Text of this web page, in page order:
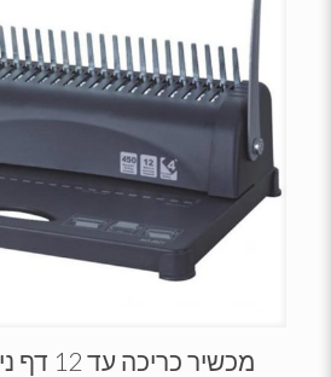
מכשיר כריכה עד 12 דף ניקוב BO-8621